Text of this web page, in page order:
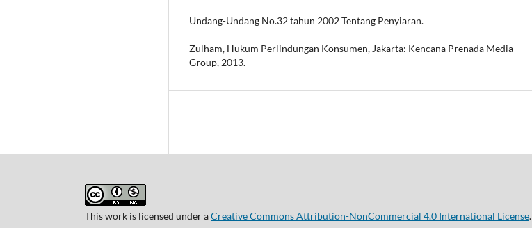
Undang-Undang No.32 tahun 2002 Tentang Penyiaran.
Zulham, Hukum Perlindungan Konsumen, Jakarta: Kencana Prenada Media
Group, 2013.
This work is licensed under aCreative Commons Attribution-NonCommercial 4.0 International License.